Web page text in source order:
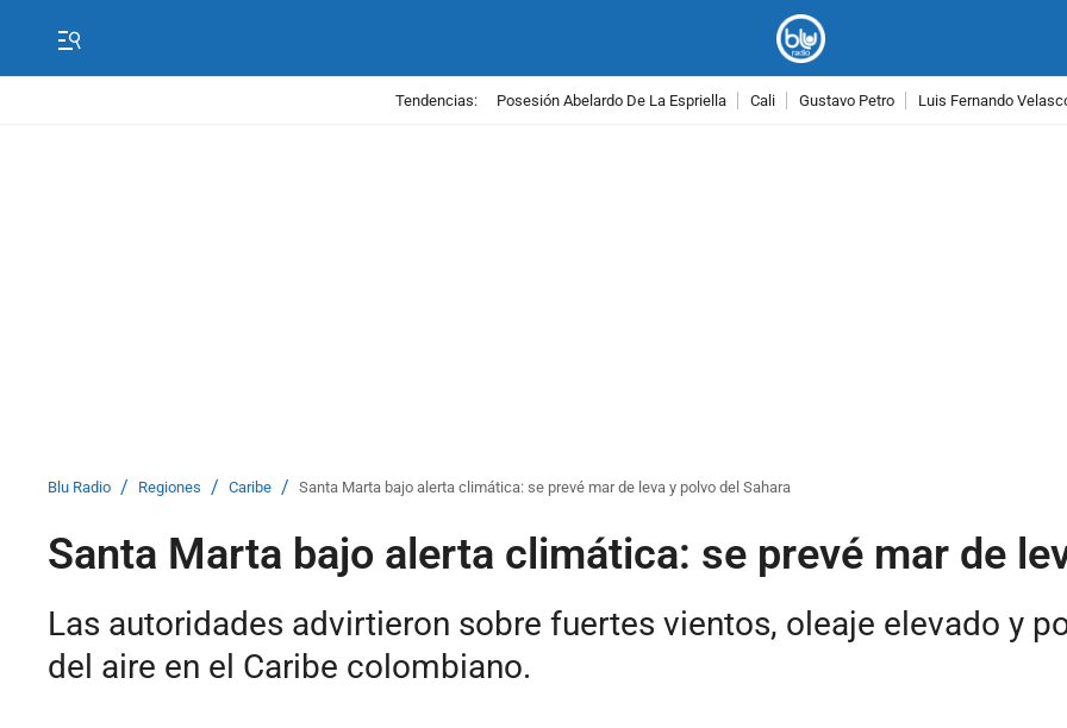
Tendencias: Posesión Abelardo De La Espriella Cali Gustavo Petro Luis Fernando
Blu Radio / Regiones / Caribe / Santa Marta bajo alerta climática: se prevé mar de leva y polvo del Sahara
Santa Marta bajo alerta climática: se prevé mar de
Las autoridades advirtieron sobre fuertes vientos, oleaje elevado y
del aire en el Caribe colombiano.